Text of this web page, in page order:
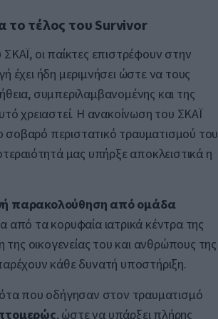
το τέλος του Survivor
οι παίκτες επιστρέφουν στην
έχει ήδη μεριμνήσει ώστε να τους
συμπεριλαμβανομένης και της
χρειαστεί. Η ανακοίνωση του ΣΚΑΪ
σοβαρό περιστατικό τραυματισμού του
μας υπήρξε αποκλειστικά η
παρακολούθηση από ομάδα
από τα κορυφαία ιατρικά κέντρα της
οικογενείας του και ανθρώπους της
κάθε δυνατή υποστήριξη.
που οδήγησαν στον τραυματισμό
, ώστε να υπάρξει πλήρης